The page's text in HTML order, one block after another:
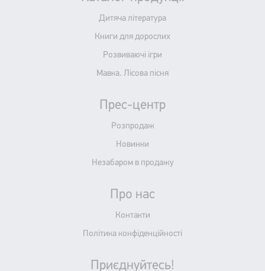
Дитяча література
Книги для дорослих
Розвиваючі ігри
Мавка. Лісова пісня
Прес-центр
Розпродаж
Новинки
Незабаром в продажу
Про нас
Контакти
Політика конфіденційності
Приєднуйтесь!